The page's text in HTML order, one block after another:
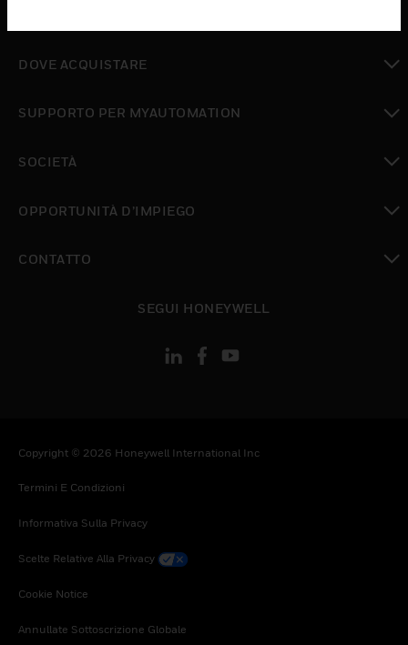
DOVE ACQUISTARE
SUPPORTO PER MYAUTOMATION
SOCIETÀ
OPPORTUNITÀ D’IMPIEGO
CONTATTO
SEGUI HONEYWELL
Copyright © 2026 Honeywell International Inc
Termini E Condizioni
Informativa Sulla Privacy
Scelte Relative Alla Privacy
Cookie Notice
Annullate Sottoscrizione Globale